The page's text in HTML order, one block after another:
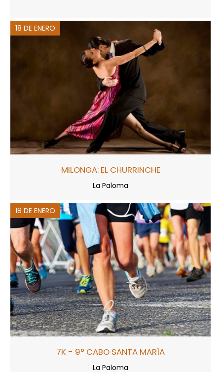
18 DE ENERO
MILONGA: EL CHURRINCHE
La Paloma
18 DE ENERO
7K - 9° CABO SANTA MARÍA
La Paloma